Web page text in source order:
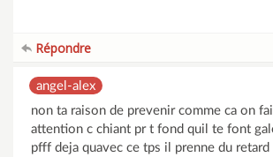
Répondre
angel-alex
non ta raison de prevenir comme ca on
attention c chiant pr t fond quil te font
pfff deja quavec ce tps il prenne du retard